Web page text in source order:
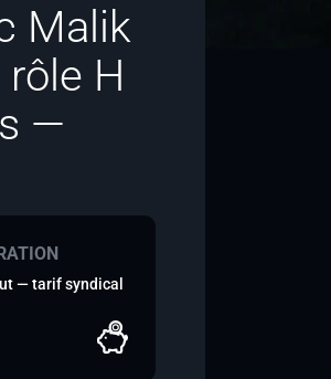
Malik
H
—
— tarif syndical